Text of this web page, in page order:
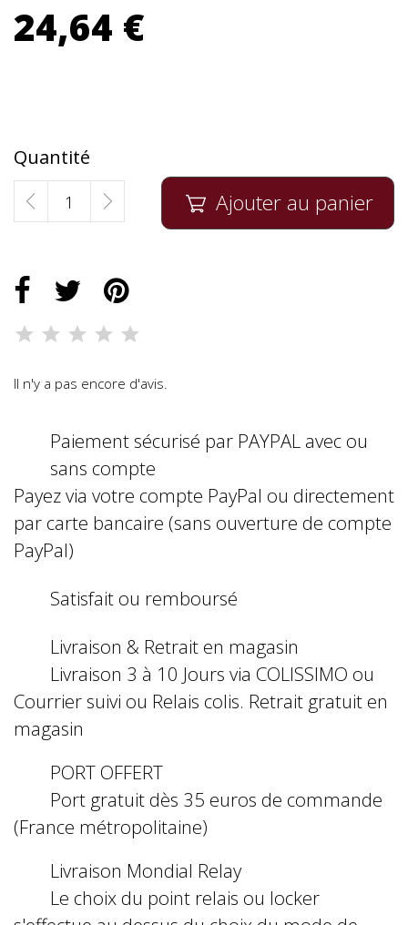
24,64 €
Quantité
 Ajouter au panier
Il n'y a pas encore d'avis.
Paiement sécurisé par PAYPAL avec ou
sans compte
Payez via votre compte PayPal ou directement
par carte bancaire (sans ouverture de compte
PayPal)
Satisfait ou remboursé
Livraison & Retrait en magasin
Livraison 3 à 10 Jours via COLISSIMO ou
Courrier suivi ou Relais colis. Retrait gratuit en
magasin
PORT OFFERT
Port gratuit dès 35 euros de commande
(France métropolitaine)
Livraison Mondial Relay
Le choix du point relais ou locker